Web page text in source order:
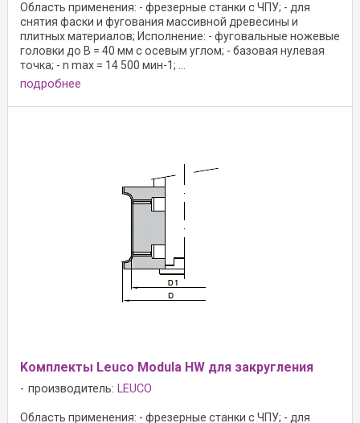
Область применения: - фрезерные станки с ЧПУ; - для
снятия фаски и фугования массивной древесины и
плитных материалов; Исполнение: - фуговальные ножевые
головки до B = 40 мм с осевым углом; - базовая нулевая
точка; - n max = 14 500 мин-1; ...
подробнее
Kомплекты Leuco Modula HW для закругления
производитель: LEUCO
Область применения: - фрезерные станки с ЧПУ; - для